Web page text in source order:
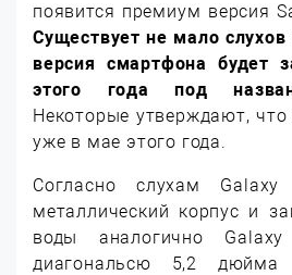
появится премиум версия
Существует не мало
версия смартфона будет
этого года под
Некоторые утверждают, что
уже в мае этого года.
Согласно слухам
металлический корпус и
воды аналогично
диагональсю 5,2 дюйма